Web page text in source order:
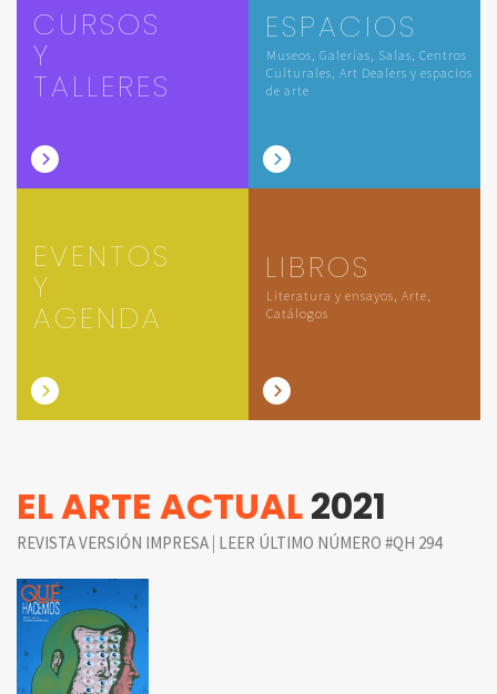
CURSOS
Y
TALLERES
ESPACIOS
Museos, Galerías, Salas, Centros
Culturales, Art Dealers y espacios
de arte
EVENTOS
Y
AGENDA
LIBROS
Literatura y ensayos, Arte,
Catálogos
EL ARTE ACTUAL2021
REVISTA VERSIÓN IMPRESA | LEER ÚLTIMO NÚMERO #QH 294